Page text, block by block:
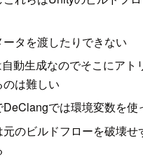
ータを渡したりできない
動生成なのでそこにアト
のは難しい
DeClangでは環境変数を使
元のビルドフローを破壊せ